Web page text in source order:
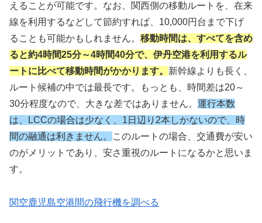
えることが可能です。なお、関西側の移動ルートを、在来
線を利用するなどして節約すれば、10,000円台まで下げ
ることも可能かもしれません。 移動時間は、すべてを含め
ると約4時間25分～4時間40分で、伊丹空港を利用するル
ートに比べて移動時間がかかります。 新幹線よりも長く、
ルート候補の中では最長です。もっとも、時間差は20～
30分程度なので、大きな差ではありません。 運行本数
は、LCCの場合は少なく、1日辺り2本しかないので、時
間の融通は利きません。
このルートの場合、交通費が安い
のがメリットであり、安さ重視のルートになるかと思いま
す。
関空鹿児島空港間の飛行機を調べる